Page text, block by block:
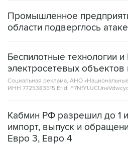
Промышленное
области подверглось
Беспилотные технологии
электросетевых объектов
Социальная реклама, АНО
ИНН 7725383515 Erid:
Кабмин РФ разрешил до 1
импорт, выпуск и
Евро 3, Евро 4